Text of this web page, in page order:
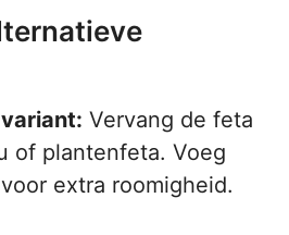
Vervang de feta
of plantenfeta. Voeg
extra roomigheid.